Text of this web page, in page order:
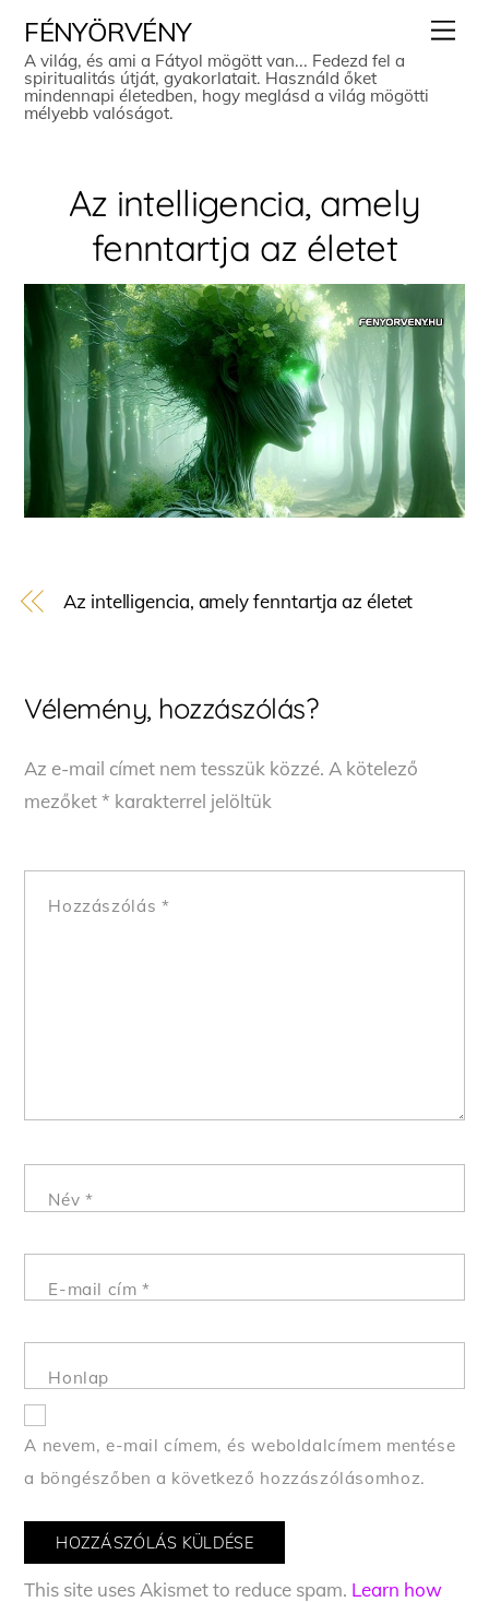
content
FÉNYÖRVÉNY
A világ, és ami a Fátyol mögött van... Fedezd fel a
spiritualitás útját, gyakorlatait. Használd őket
mindennapi életedben, hogy meglásd a világ mögötti
mélyebb valóságot.
Az intelligencia, amely
fenntartja az életet
Az intelligencia, amely fenntartja az életet
Vélemény, hozzászólás?
Az e-mail címet nem tesszük közzé. A kötelező
mezőket* karakterrel jelöltük
Hozzászólás *
Név *
E-mail cím*
Honlap
A nevem, e-mail címem, és weboldalcímem mentése
a böngészőben a következő hozzászólásomhoz.
This site uses Akismet to reduce spam. Learn how